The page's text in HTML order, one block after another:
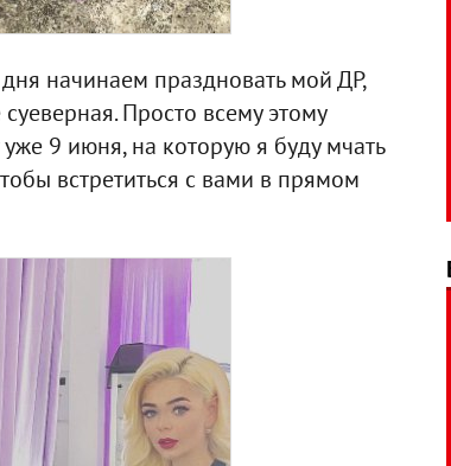
начинаем праздновать мой ДР,
Просто всему этому
9 июня, на которую я буду мчать
встретиться с вами в прямом